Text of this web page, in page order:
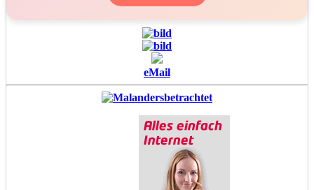
eMail